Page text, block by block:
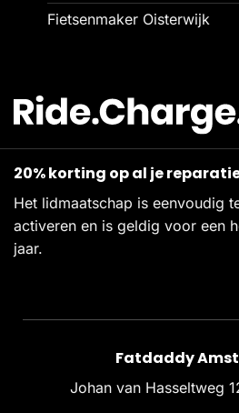
Fietsenmaker Oisterwijk
20% korting op al je
Het lidmaatschap is eenvoudig
activeren en is geldig voor een
jaar.
Fatdaddy
Johan van Hasseltweg